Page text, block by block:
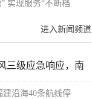
实现服务“不断档
进入新闻频道
三级应急响应，南
建沿海40条航线停